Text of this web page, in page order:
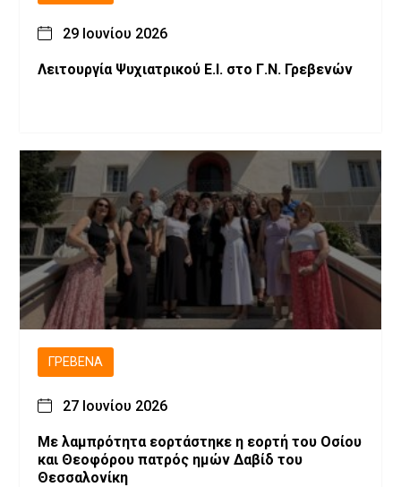
29 Ιουνίου 2026
Λειτουργία Ψυχιατρικού Ε.Ι. στο Γ.Ν. Γρεβενών
ΓΡΕΒΕΝΆ
27 Ιουνίου 2026
Με λαμπρότητα εορτάστηκε η εορτή του Οσίου
και Θεοφόρου πατρός ημών Δαβίδ του
Θεσσαλονίκη